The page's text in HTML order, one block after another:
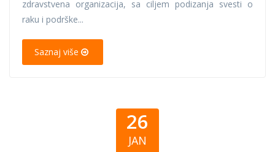
zdravstvena organizacija, sa ciljem podizanja svesti o
raku i podrške...
Saznaj više
26
JAN